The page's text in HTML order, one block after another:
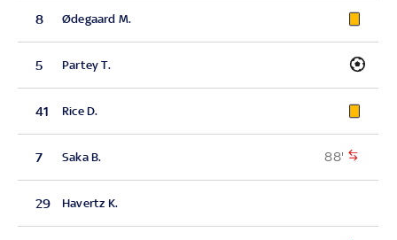
8 Ødegaard M.
5 Partey T.
41 Rice D.
7 Saka B. 88'
29 Havertz K.